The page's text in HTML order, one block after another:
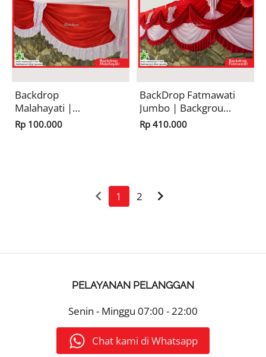
Backdrop
Malahayati |
Background
Risplang Merah
Rp 100.000
BackDrop Fatmawati
Jumbo | Background
Risplang Merah
Putih Panjang
Rp 410.000
keyboard_arrow_left 1 2 keyboard_arrow_right
PELAYANAN PELANGGAN
Senin - Minggu 07:00 - 22:00
Chat kami di Whatsapp